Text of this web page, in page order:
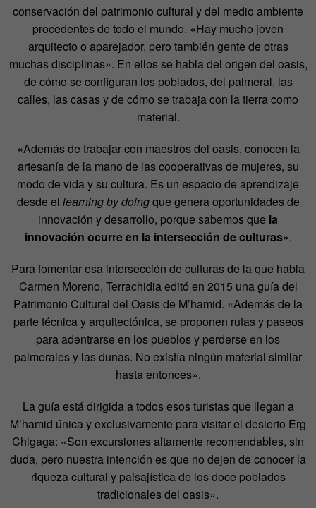
conservación del patrimonio cultural y del medio ambiente
procedentes de todo el mundo. «Hay mucho joven
arquitecto o aparejador, pero también gente de otras
muchas disciplinas». En ellos se habla del origen del oasis,
de cómo se configuran los poblados, del palmeral, las
calles, las casas y de cómo se trabaja con la tierra como
material.
«Además de trabajar con maestros del oasis, conocen la
artesanía de la mano de las cooperativas de mujeres, su
modo de vida y su cultura. Es un espacio de aprendizaje
desde el learning by doingque genera oportunidades de
innovación y desarrollo, porque sabemos que la
innovación ocurre en la intersección de culturas».
Para fomentar esa intersección de culturas de la que habla
Carmen Moreno, Terrachidia editó en 2015 una guía del
Patrimonio Cultural del Oasis de M’hamid. «Además de la
parte técnica y arquitectónica, se proponen rutas y paseos
para adentrarse en los pueblos y perderse en los
palmerales y las dunas. No existía ningún material similar
hasta entonces».
La guía está dirigida a todos esos turistas que llegan a
M’hamid única y exclusivamente para visitar el desierto Erg
Chigaga: «Son excursiones altamente recomendables, sin
duda, pero nuestra intención es que no dejen de conocer la
riqueza cultural y paisajística de los doce poblados
tradicionales del oasis».